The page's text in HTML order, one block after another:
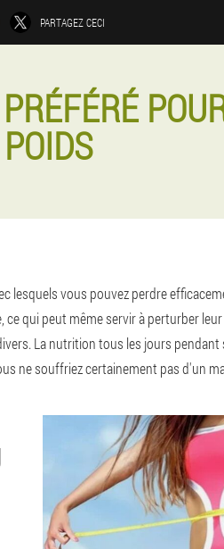
PARTAGEZ CECI
lesquels vous pouvez perdre
qui peut même servir à perturber
La nutrition tous les jours
ne souffriez certainement pas d'un